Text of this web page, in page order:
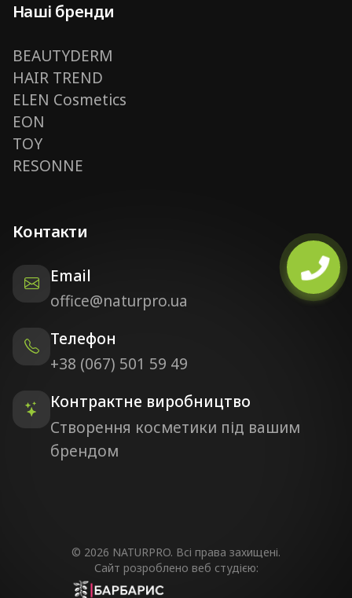
Наші бренди
BEAUTYDERM
HAIR TREND
ELEN Cosmetics
EON
TOY
RESONNE
Контакти
Email
office@naturpro.ua
Телефон
+38 (067) 501 59 49
Контрактне виробництво
Створення косметики під вашим
брендом
© 2026 NATURPRO. Всі права захищені.
Сайт розроблено веб студією: